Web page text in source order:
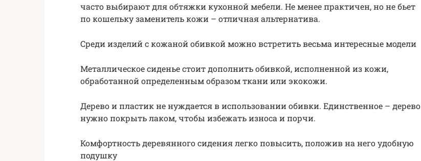
часто выбирают для обтяжки кухонной мебели. Не менее практичен, но не бьет
по кошельку заменитель кожи – отличная альтернатива.
Среди изделий с кожаной обивкой можно встретить весьма интересные модели
Металлическое сиденье стоит дополнить обивкой, исполненной из кожи,
обработанной определенным образом ткани или экокожи.
Дерево и пластик не нуждается в использовании обивки. Единственное – дерево
нужно покрыть лаком, чтобы избежать износа и порчи.
Комфортность деревянного сидения легко повысить, положив на него удобную
подушку